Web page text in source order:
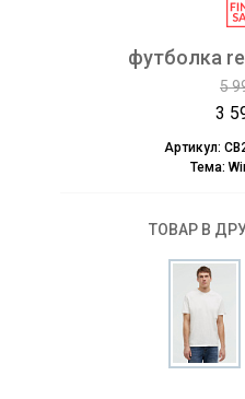
футболка
5
3
Артикул:
Тема:
ТОВАР В